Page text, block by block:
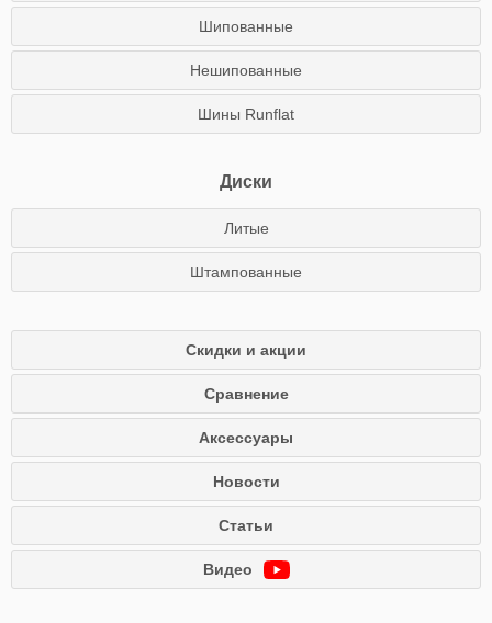
Шипованные
Нешипованные
Шины Runflat
Диски
Литые
Штампованные
Скидки и акции
Сравнение
Аксессуары
Новости
Статьи
Видео